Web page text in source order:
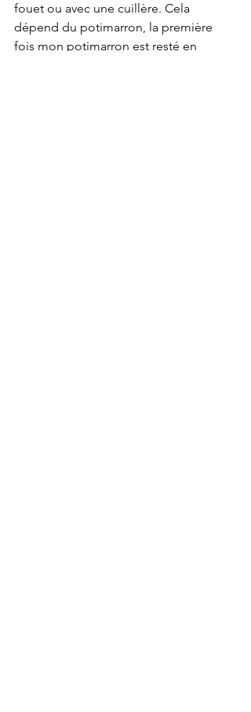
fouet ou avec une cuillère. Cela
dépend du potimarron, la première
fois mon potimarron est resté en